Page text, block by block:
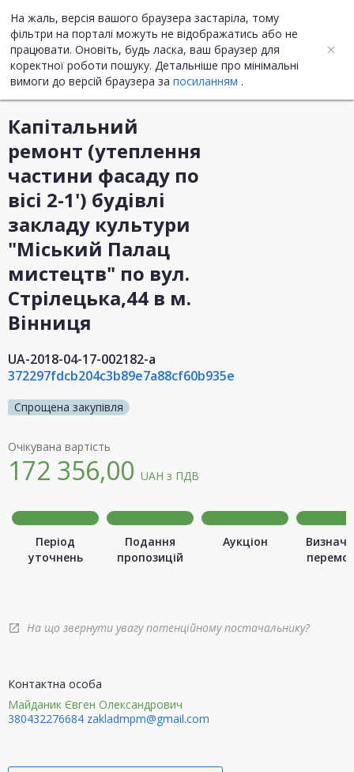
На жаль, версія вашого браузера застаріла, тому
фільтри на порталі можуть не відображатись або не
працювати. Оновіть, будь ласка, ваш браузер для
коректної роботи пошуку. Детальніше про мінімальні
вимоги до версій браузера за посиланням .
UA ENG
Інформація про закупівлю
Капітальний
ремонт (утеплення
частини фасаду по
вісі 2-1') будівлі
закладу культури
"Міський Палац
мистецтв" по вул.
Стрілецька,44 в м.
Вінниця
UA-2018-04-17-002182-a
372297fdcb204c3b89e7a88cf60b935e
Спрощена закупівля
Очікувана вартість
172 356,00 UAH з ПДВ
Період
уточнень
Подання
пропозицій
Аукціон
open_in_new На що звернути увагу потенційному постачальнику?
Контактна особа
Майданик Євген Олександрович
380432276684 zakladmpm@gmail.com